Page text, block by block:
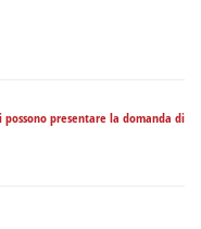
presentare la domanda di